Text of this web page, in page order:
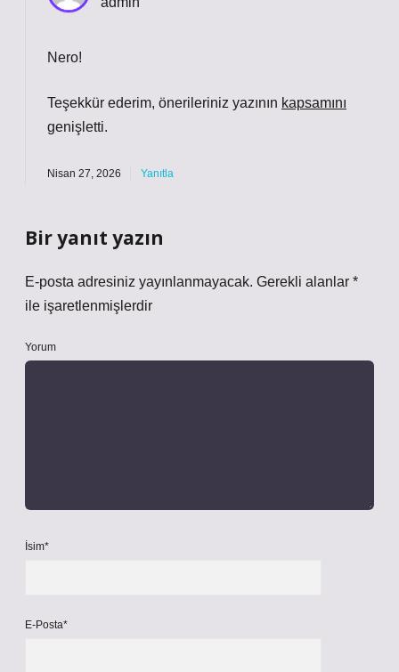
Nero!
Teşekkür ederim, önerileriniz yazının kapsamını
genişletti.
Nisan 27, 2026 Yanıtla
Bir yanıt yazın
E-posta adresiniz yayınlanmayacak. Gerekli alanlar *
ile işaretlenmişlerdir
Yorum
İsim*
E-Posta*